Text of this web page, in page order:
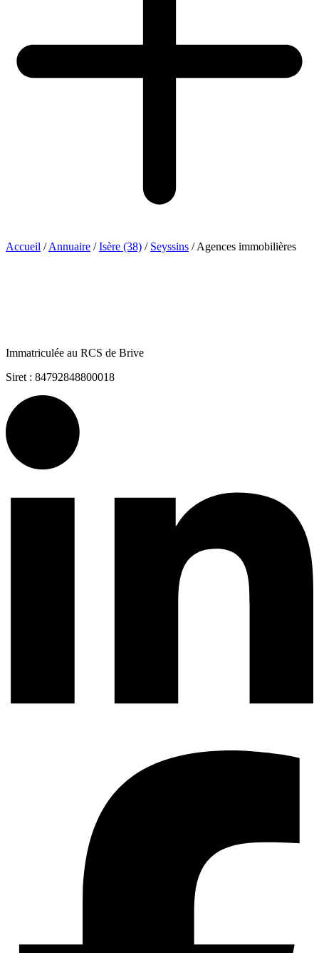
Accueil / Annuaire / Isère (38) / Seyssins / Agences immobilières
Immatriculée au RCS de Brive
Siret : 84792848800018